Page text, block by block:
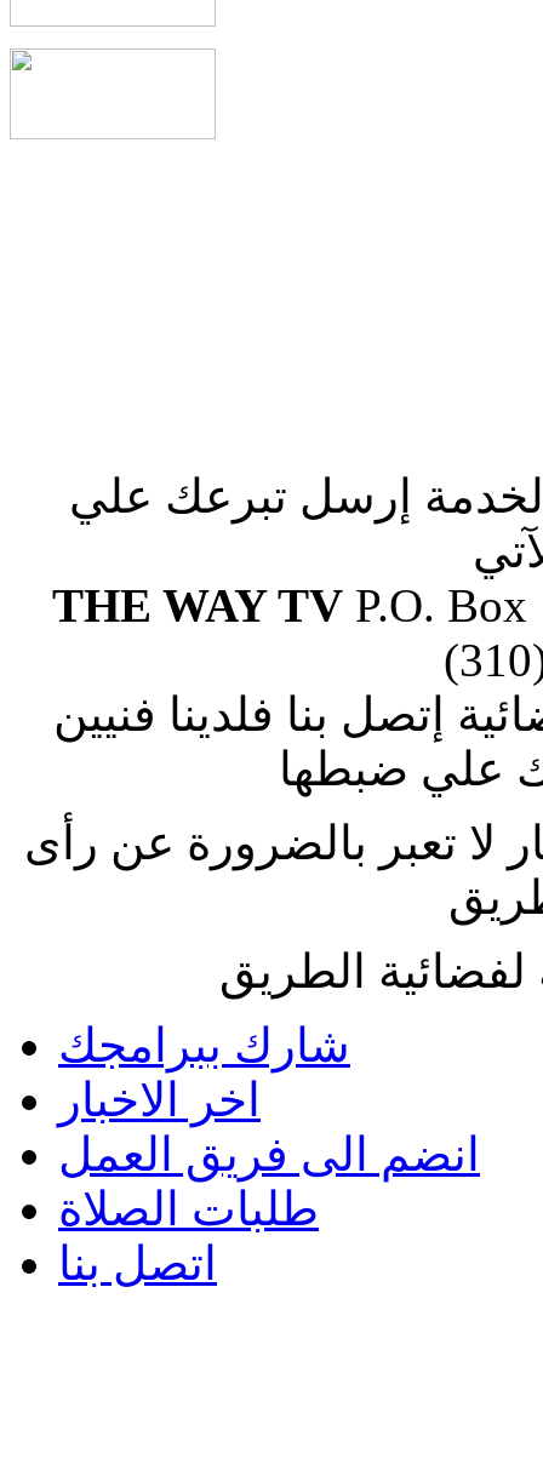
إرسل تبرعك علي
THE WAY TVP.O. Box
إتصل بنا فلدينا فنيين
علي ضبطها
لا تعبر بالضرورة عن رأى
الطريق
شارك ببرامجك
اخر الاخبار
انضم الى فريق العمل
طلبات الصلاة
اتصل بنا